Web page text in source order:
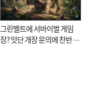
그린벨트에 서바이벌 게임
장? 잇단 개장 문의에 찬반 논